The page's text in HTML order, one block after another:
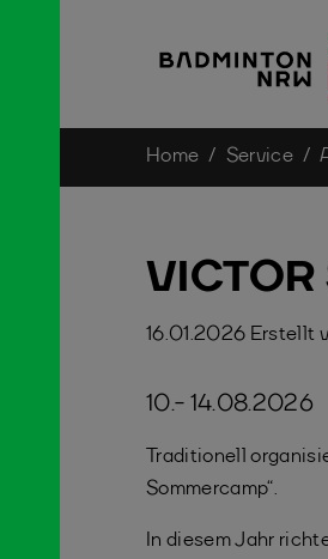
Home Service
16.01.2026 Erstellt
10.- 14.08.2026
Traditionell
Sommercamp“.
In diesem Jahr